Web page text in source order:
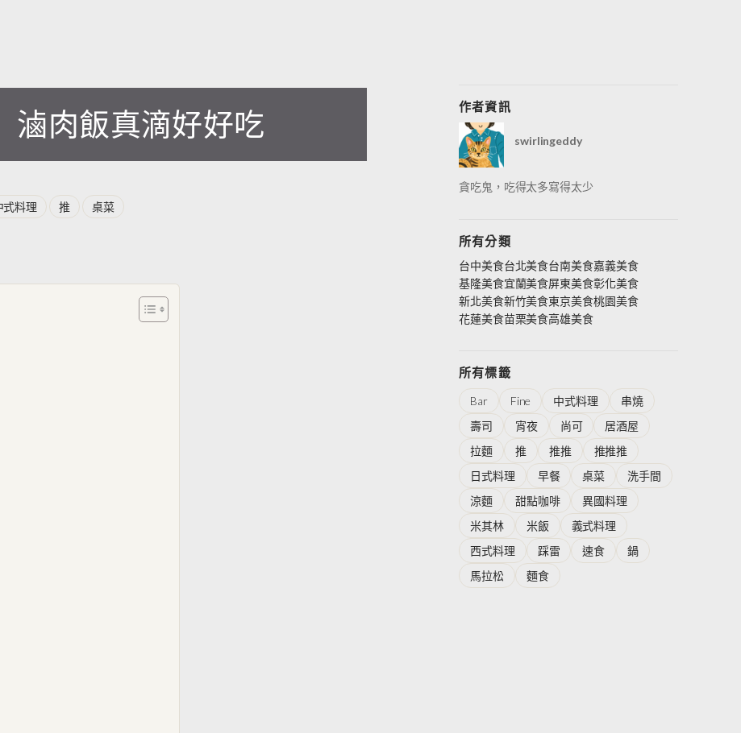
滷肉飯真滴好好吃
式料理 推 桌菜
作者資訊
swirlingeddy
貪吃鬼，吃得太多寫得太少
所有分類
台中美食台北美食台南美食嘉義美食
基隆美食宜蘭美食屏東美食彰化美食
新北美食新竹美食東京美食桃園美食
花蓮美食苗栗美食高雄美食
所有標籤
Bar Fine 中式料理
串燒
壽司
宵夜 尚可
居酒屋
拉麵
推 推推
推推推
日式料理
早餐 桌菜
洗手間
涼麵
甜點咖啡
異國料理
米其林
米飯
義式料理
西式料理
踩雷 速食
鍋
馬拉松
麵食